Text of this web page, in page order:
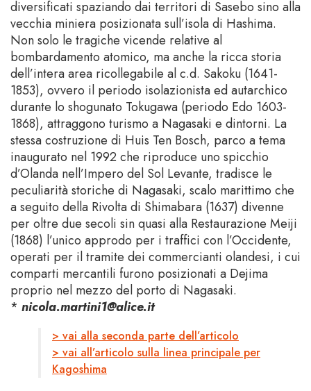
diversificati spaziando dai territori di Sasebo sino alla
vecchia miniera posizionata sull’isola di Hashima.
Non solo le tragiche vicende relative al
bombardamento atomico, ma anche la ricca storia
dell’intera area ricollegabile al c.d. Sakoku (1641-
1853), ovvero il periodo isolazionista ed autarchico
durante lo shogunato Tokugawa (periodo Edo 1603-
1868), attraggono turismo a Nagasaki e dintorni. La
stessa costruzione di Huis Ten Bosch, parco a tema
inaugurato nel 1992 che riproduce uno spicchio
d’Olanda nell’Impero del Sol Levante, tradisce le
peculiarità storiche di Nagasaki, scalo marittimo che
a seguito della Rivolta di Shimabara (1637) divenne
per oltre due secoli sin quasi alla Restaurazione Meiji
(1868) l’unico approdo per i traffici con l’Occidente,
operati per il tramite dei commercianti olandesi, i cui
comparti mercantili furono posizionati a Dejima
proprio nel mezzo del porto di Nagasaki.
* nicola.martini1@alice.it
> vai alla seconda parte dell’articolo
> vai all’articolo sulla linea principale per
Kagoshima